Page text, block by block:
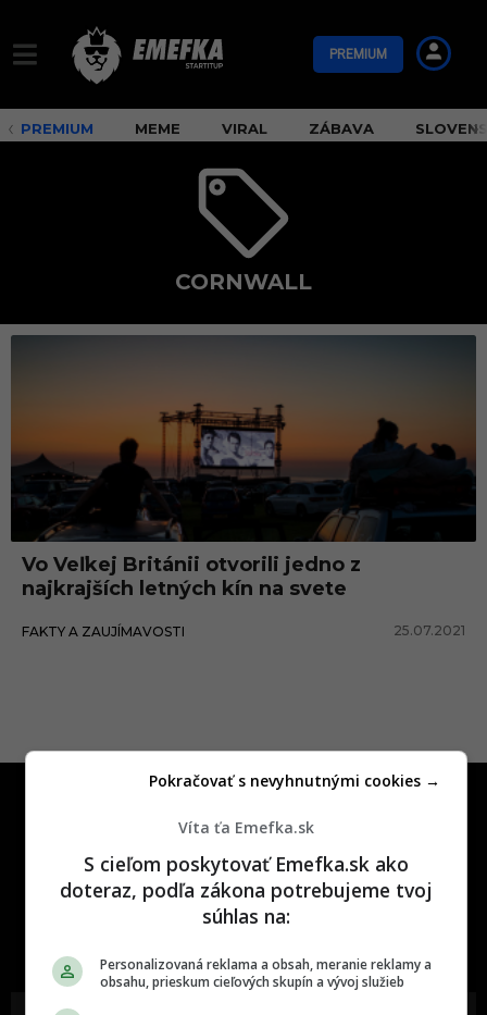
PREMIUM
PREMIUM MEME VIRAL ZÁBAVA
CORNWALL
n
w
a
lVo Veľkej Británii otvorili jedno z
najkrajších letných kín na svete
FAKTY A ZAUJÍMAVOSTI 25.07.2021
One time najzábavnejšie miesto na
slovenskom internete, next time
Víta ťa Emefka.sk
S cieľom poskytovať Emefka.sk ako
doteraz, podľa zákona potrebujeme tvoj
súhlas na:
Personalizovaná reklama a obsah, meranie reklamy a
obsahu, prieskum cieľových skupín a vývoj služieb
Pokračovať s nevyhnutnými cookies →